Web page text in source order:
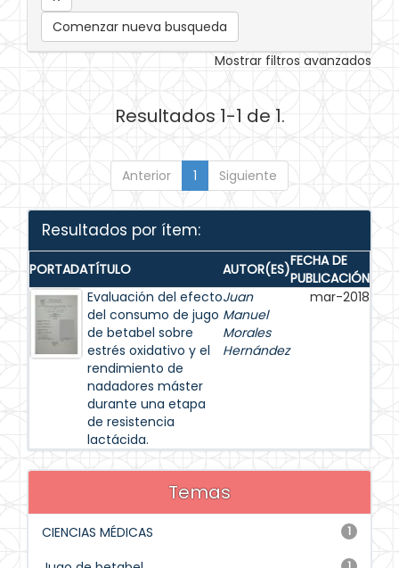
Comenzar nueva busqueda
Mostrar filtros avanzados
Resultados 1-1 de 1.
Anterior 1 Siguiente
Resultados por ítem:
PORTADATÍTULO AUTOR(ES)FECHA DE
PUBLICACIÓN
Evaluación del efecto
del consumo de jugo
de betabel sobre
estrés oxidativo y el
rendimiento de
nadadores máster
durante una etapa
de resistencia
lactácida.
Juan
Manuel
Morales
Hernández
mar-2018
Temas
1
CIENCIAS MÉDICAS